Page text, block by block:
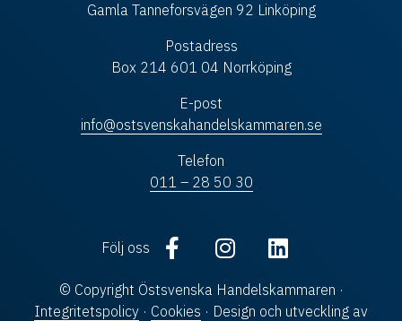
Gamla Tanneforsvägen 92 Linköping
Postadress
Box 214 601 04 Norrköping
E-post
info@ostsvenskahandelskammaren.se
Telefon
011 – 28 50 30
Följ oss
© Copyright Östsvenska Handelskammaren ·
Integritetspolicy · Cookies · Design och utveckling av